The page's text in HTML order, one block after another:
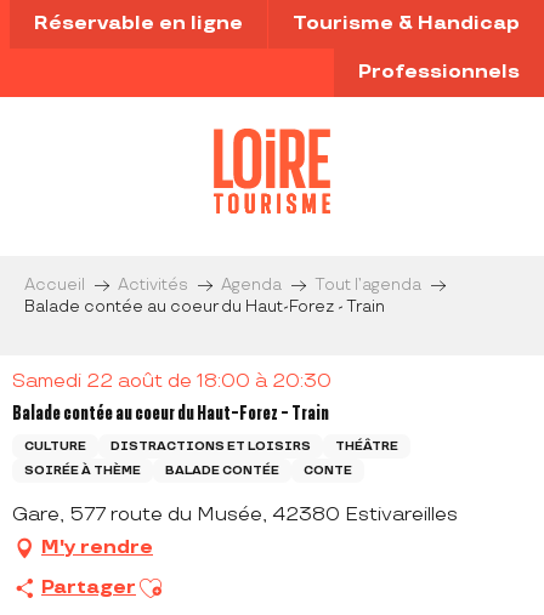
Aller
au
principal
Réservable en ligne Tourisme & Handicap
Professionnels
Accueil Activités Agenda
Tout l’agenda
Balade contée au coeur du Haut-Forez - Train
Samedi 22 août de 18:00 à 20:30
Balade contée au coeur du Haut-Forez - Train
CULTURE DISTRACTIONS ET LOISIRS
THÉÂTRE
SOIRÉE À THÈME
BALADE CONTÉE CONTE
Gare, 577 route du Musée, 42380 Estivareilles
M'y rendre
Partager Ajouter aux favoris